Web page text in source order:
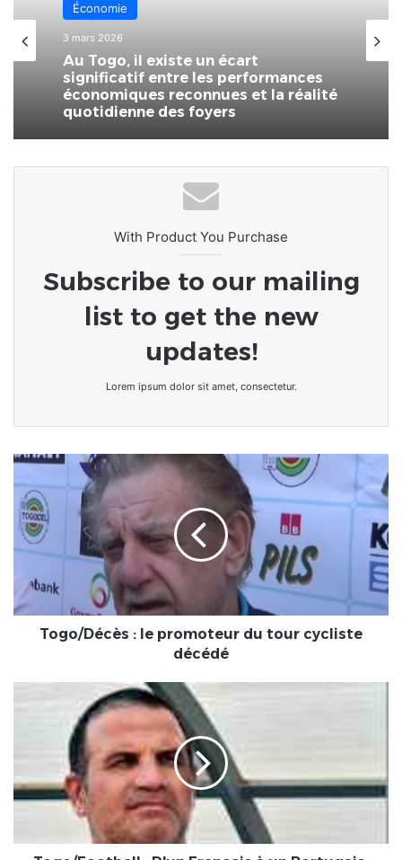
Économie
3 mars 2026
Au Togo, il existe un écart
significatif entre les performances
économiques reconnues et la réalité
quotidienne des foyers
With Product You Purchase
Subscribe to our mailing
list to get the new
updates!
Lorem ipsum dolor sit amet, consectetur.
Togo/Décès
:
le
promoteur
du
cycliste
décédé
Togo/Décès : le promoteur du tour cycliste
décédé
un
Portugais,
Éperviers